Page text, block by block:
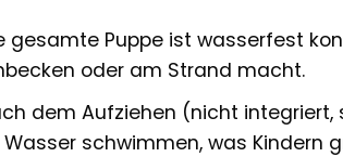
gesamte Puppe ist wasserfest
oder am Strand macht.
dem Aufziehen (nicht
schwimmen, was Kindern